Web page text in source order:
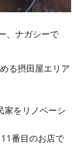
、ナガシーで
る摂田屋エリア
家をリノベーシ
11番目のお店で